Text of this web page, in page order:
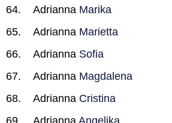
Adrianna Marika
Adrianna Marietta
Adrianna Sofia
Adrianna Magdalena
Adrianna Cristina
Adrianna Angelika